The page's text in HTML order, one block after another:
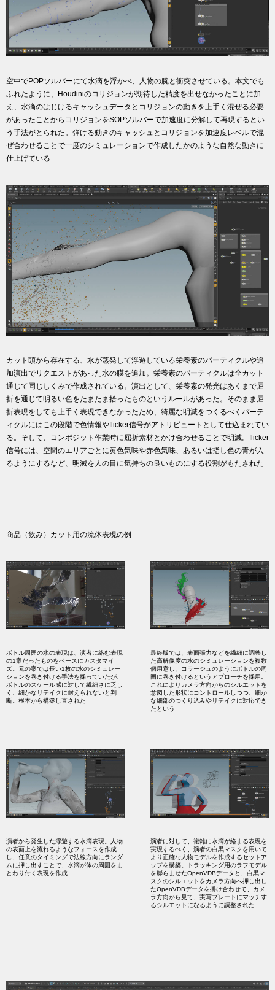
空中でPOPソルバーにて水滴を浮かべ、人物の腕と衝突させている。本文でも
ふれたように、Houdiniのコリジョンが期待した精度を出せなかったことに加
え、水滴のはじけるキャッシュデータとコリジョンの動きを上手く混ぜる必要
があったことからコリジョンをSOPソルバーで加速度に分解して再現するとい
う手法がとられた。弾ける動きのキャッシュとコリジョンを加速度レベルで混
ぜ合わせることで一度のシミュレーションで作成したかのような自然な動きに
仕上げている
カット頭から存在する、水が蒸発して浮遊している栄養素のパーティクルや追
加演出でリクエストがあった水の膜を追加。栄養素のパーティクルは全カット
通じて同じしくみで作成されている。演出として、栄養素の発光はあくまで屈
折を通じて明るい色をたまたま拾ったものというルールがあった。そのまま屈
折表現をしても上手く表現できなかったため、綺麗な明滅をつくるべくパーテ
ィクルにはこの段階で色情報やflicker信号がアトリビュートとして仕込まれてい
る。そして、コンポジット作業時に屈折素材とかけ合わせることで明滅。flicker
信号には、空間のエリアごとに黄色気味や赤色気味、あるいは指し色の青が入
るようにするなど、明滅を人の目に気持ちの良いものにする役割がもたされた
商品（飲み）カット用の流体表現の例
ボトル周囲の水の表現は、演者に絡む表現
の1案だったものをベースにカスタマイ
ズ。元の案では長い1枚の水のシミュレー
ションを巻き付ける手法を採っていたが、
ボトルのスケール感に対して繊細さに乏し
く、細かなリテイクに耐えられないと判
断。根本から構築し直された
最終版では、表面張力などを繊細に調整し
た高解像度の水のシミュレーションを複数
個用意し、コラージュのようにボトルの周
囲に巻き付けるというアプローチを採用。
これによりカメラ方向からのシルエットを
意図した形状にコントロールしつつ、細か
な細部のつくり込みやリテイクに対応でき
たという
演者から発生した浮遊する水滴表現。人物
の表面上を流れるようなフォースを作成
し、任意のタイミングで法線方向にランダ
ムに押し出すことで、水滴が体の周囲をま
とわり付く表現を作成
演者に対して、複雑に水滴が絡まる表現を
実現するべく、演者の白黒マスクを用いて
より正確な人物モデルを作成するセットア
ップを構築。トラッキング用のラフモデル
を膨らませたOpenVDBデータと、白黒マ
スクのシルエットをカメラ方向へ押し出し
たOpenVDBデータを掛け合わせて、カメ
ラ方向から見て、実写プレートにマッチす
るシルエットになるように調整された